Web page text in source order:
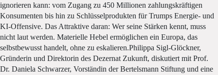
ignorieren kann: vom Zugang zu 450 Millionen zahlungskräftigen
Konsumenten bis hin zu Schlüsselprodukten für Trumps Energie- und
KI-Offensive. Das Attraktive daran: Wer seine Stärken kennt, muss
nicht laut werden. Materielle Hebel ermöglichen ein Europa, das
selbstbewusst handelt, ohne zu eskalieren.Philippa Sigl-Glöckner,
Gründerin und Direktorin des Dezernat Zukunft, diskutiert mit Prof.
Dr. Daniela Schwarzer, Vorständin der Bertelsmann Stiftung und eine